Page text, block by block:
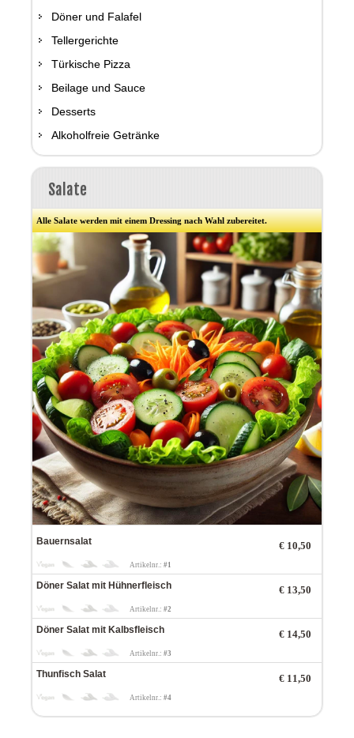
Döner und Falafel
Tellergerichte
Türkische Pizza
Beilage und Sauce
Desserts
Alkoholfreie Getränke
Salate
Alle Salate werden mit einem Dressing nach Wahl zubereitet.
€ 10,50
Bauernsalat
Artikelnr.: #1
€ 13,50
Döner Salat mit Hühnerfleisch
Artikelnr.: #2
€ 14,50
Döner Salat mit Kalbsfleisch
Artikelnr.: #3
€ 11,50
Thunfisch Salat
Artikelnr.: #4